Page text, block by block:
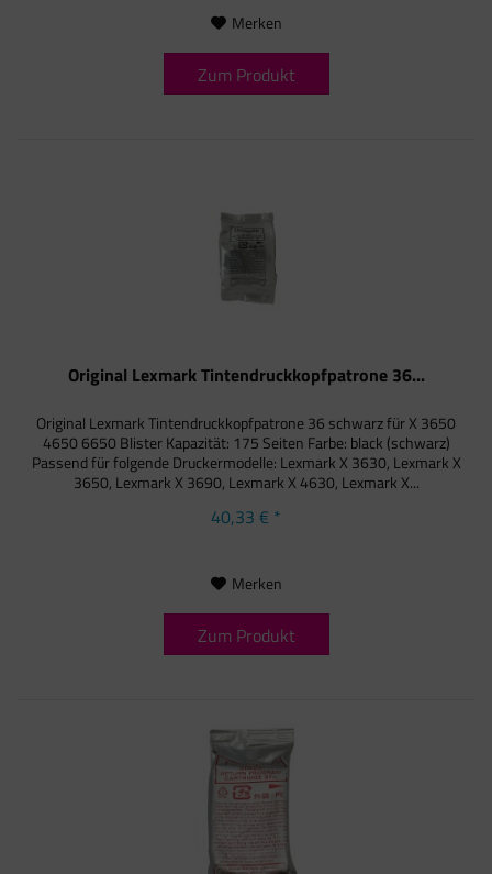
Merken
Zum Produkt
Original Lexmark Tintendruckkopfpatrone 36...
Original Lexmark Tintendruckkopfpatrone 36 schwarz für X 3650
4650 6650 Blister Kapazität: 175 Seiten Farbe: black (schwarz)
Passend für folgende Druckermodelle: Lexmark X 3630, Lexmark X
3650, Lexmark X 3690, Lexmark X 4630, Lexmark X...
40,33 € *
Merken
Zum Produkt